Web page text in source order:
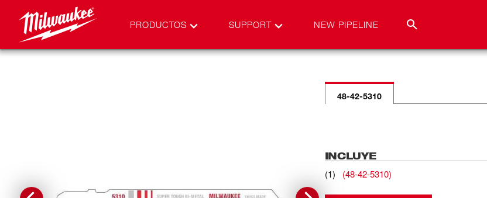
PRODUCTOS SUPPORT NEW PIPELINE
48-42-5310
INCLUYE
(1) (48-42-5310)